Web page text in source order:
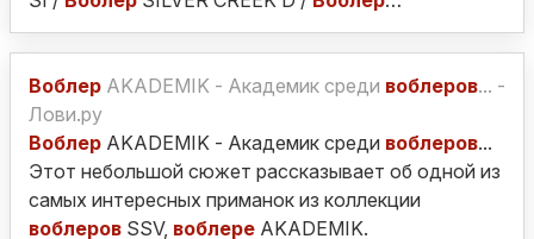
Воблер AKADEMIK - Академик среди воблеров... -
Лови.ру
Воблер AKADEMIK - Академик среди воблеров...
Этот небольшой сюжет рассказывает об одной из
самых интересных приманок из коллекции
воблеров SSV, воблере AKADEMIK.